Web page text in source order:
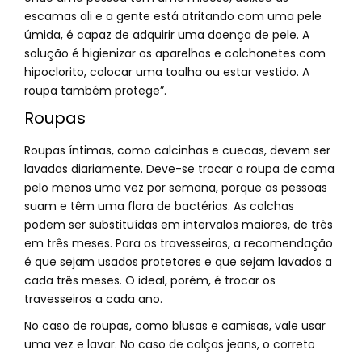
escamas ali e a gente está atritando com uma pele
úmida, é capaz de adquirir uma doença de pele. A
solução é higienizar os aparelhos e colchonetes com
hipoclorito, colocar uma toalha ou estar vestido. A
roupa também protege”.
Roupas
Roupas íntimas, como calcinhas e cuecas, devem ser
lavadas diariamente. Deve-se trocar a roupa de cama
pelo menos uma vez por semana, porque as pessoas
suam e têm uma flora de bactérias. As colchas
podem ser substituídas em intervalos maiores, de três
em três meses. Para os travesseiros, a recomendação
é que sejam usados protetores e que sejam lavados a
cada três meses. O ideal, porém, é trocar os
travesseiros a cada ano.
No caso de roupas, como blusas e camisas, vale usar
uma vez e lavar. No caso de calças jeans, o correto